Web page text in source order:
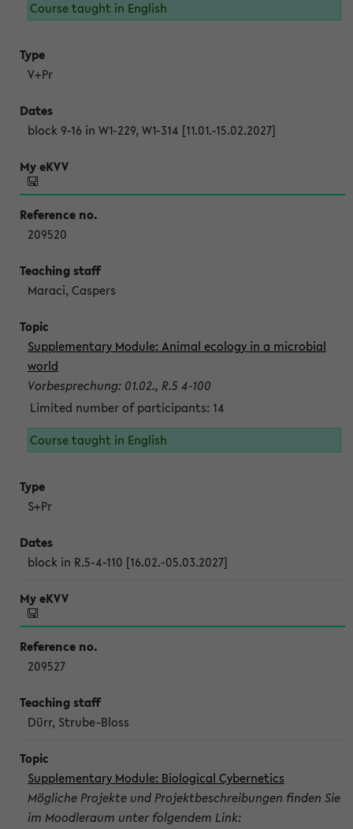
Course taught in English
V+Pr
block 9-16 in W1-229, W1-314 [11.01.-15.02.2027]
209520
Maraci, Caspers
Supplementary Module: Animal ecology in a microbial
world
Vorbesprechung: 01.02., R.5 4-100
Limited number of participants: 14
Course taught in English
S+Pr
block in R.5-4-110 [16.02.-05.03.2027]
209527
Dürr, Strube-Bloss
Supplementary Module: Biological Cybernetics
Mögliche Projekte und Projektbeschreibungen finden Sie
im Moodleraum unter folgendem Link: